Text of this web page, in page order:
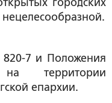
городских
нецелесообразной.
7 и Положения
территории
епархии.